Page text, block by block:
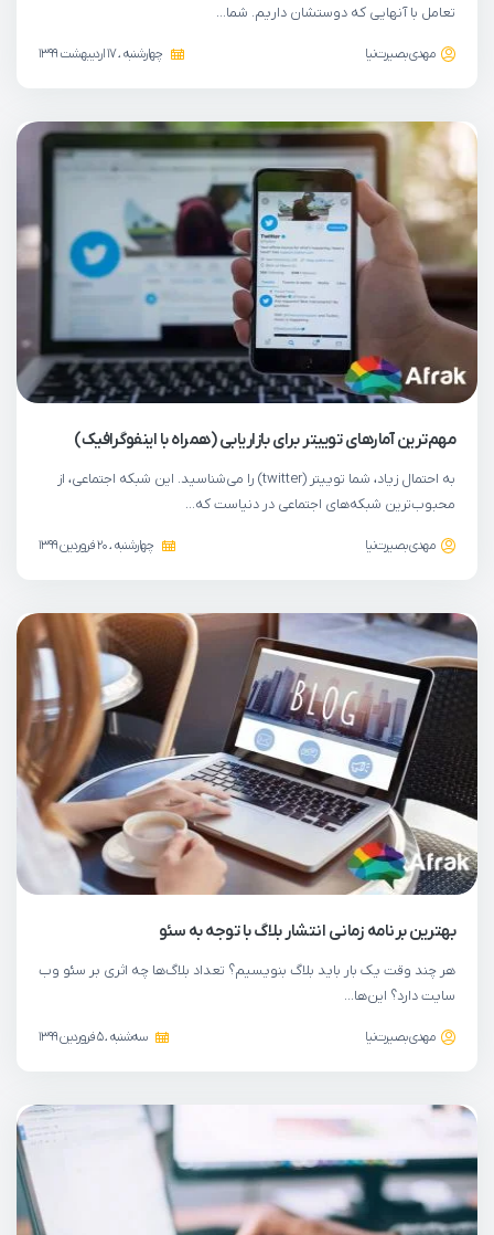
تعامل با آنهایی که دوستشان داریم. شما…
مهدی بصیرت‌نیا چهارشنبه ، 17 اردیبهشت 1399
مهم‌ترین آمارهای توییتر برای بازاریابی (همراه با اینفوگرافیک)
به احتمال زیاد، شما توییتر (twitter) را می‌شناسید. این شبکه اجتماعی، از
محبوب‌ترین شبکه‌های اجتماعی در دنیاست که…
مهدی بصیرت‌نیا چهارشنبه ، 20 فروردین 1399
بهترین برنامه زمانی انتشار بلاگ با توجه به سئو
هر چند وقت یک بار باید بلاگ بنویسیم؟ تعداد بلاگ‌ها چه اثری بر سئو وب
سایت دارد؟ این‌ها…
مهدی بصیرت‌نیا سه‌شنبه ، 5 فروردین 1399